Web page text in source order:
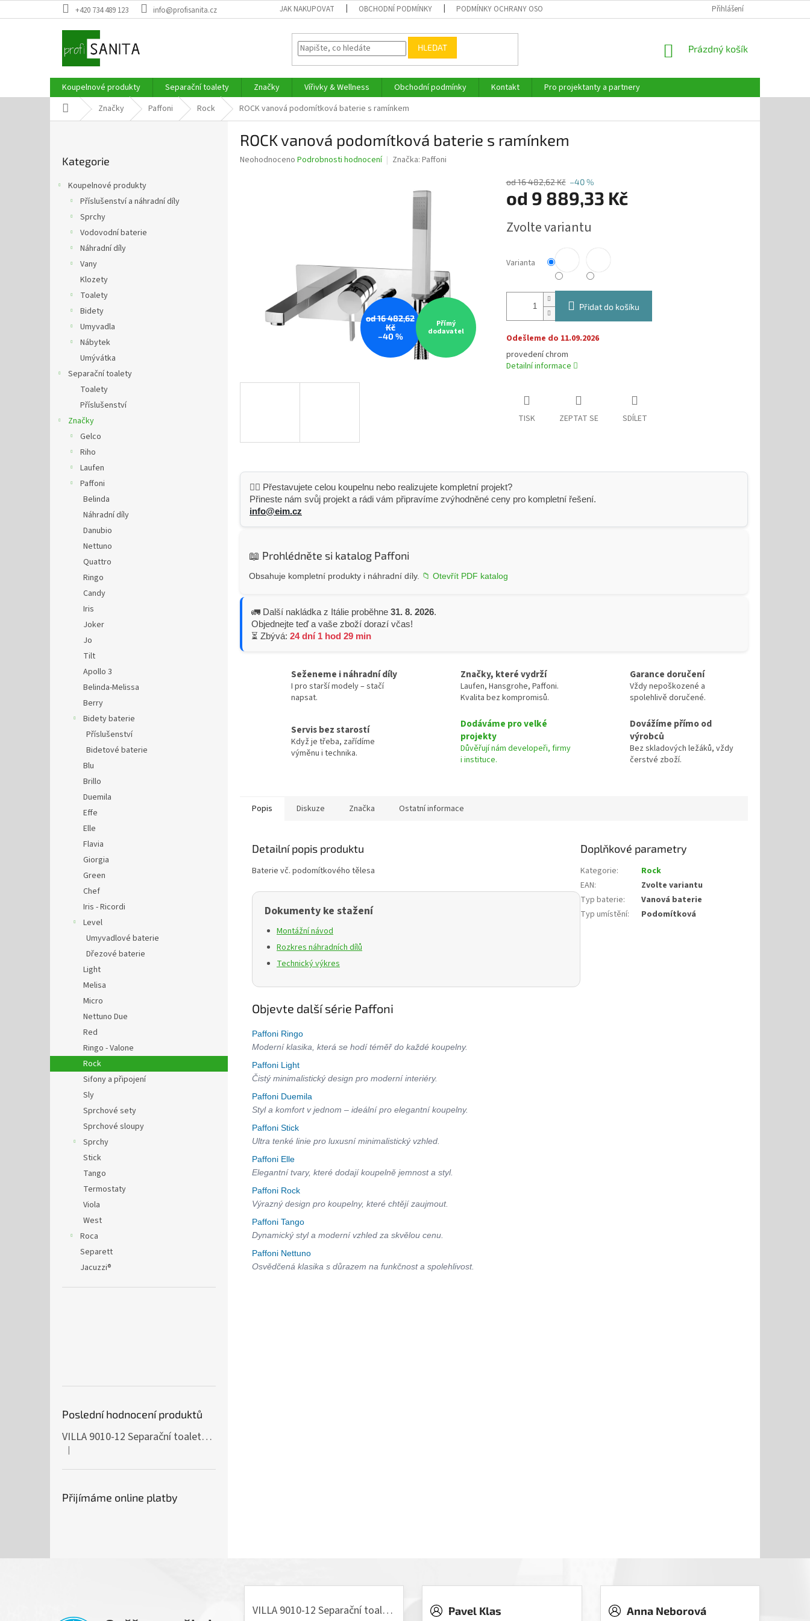
na
+420 734 489 123 info@profisanita.cz JAK NAKUPOVAT OBCHODNÍ PODMÍNKY PODMÍNKY OCHRANY OSOBNÍCH ÚDAJŮ Přihlášení
HLEDAT
NÁKUPNÍ
Prázdný košík
Koupelnové produkty Separační toalety Značky Vířivky & Wellness Obchodní podmínky Kontakt
Pro projektanty a partnery
Domů Značky Paffoni Rock ROCK vanová podomítková baterie s ramínkem
kategorie
Kategorie
Koupelnové produkty
Příslušenství a náhradní díly
Sprchy
Vodovodní baterie
Náhradní díly
Vany
Klozety
Toalety
Bidety
Umyvadla
Nábytek
Umývátka
Separační toalety
Toalety
Příslušenství
Značky
Gelco
Riho
Laufen
Paffoni
Belinda
Náhradní díly
Danubio
Nettuno
Quattro
Ringo
Candy
Iris
Joker
Jo
Tilt
Apollo 3
Belinda-Melissa
Berry
Bidety baterie
Příslušenství
Bidetové baterie
Blu
Brillo
Duemila
Effe
Elle
Flavia
Giorgia
Green
Chef
Iris - Ricordi
Level
Umyvadlové baterie
Dřezové baterie
Light
Melisa
Micro
Nettuno Due
Red
Ringo - Valone
Rock
Sifony a připojení
Sly
Sprchové sety
Sprchové sloupy
Sprchy
Stick
Tango
Termostaty
Viola
West
Roca
Separett
Jacuzzi®
Poslední hodnocení produktů
VILLA 9010-12 Separační toaleta, 230/12V
Hodnocení produktu je 5 z 5 hvězdiček.
|
Přijímáme online platby
ROCK vanová podomítková baterie s ramínkem
Průměrné
Neohodnoceno Podrobnosti hodnocení Značka: Paffoni
od 16 482,62
Kč
–40 %
Přímý
dodavatel
od 16 482,62 Kč –40 %
od 9 889,33 Kč
cena:
Zvolte variantu
Varianta
Přidat do košíku
Odešleme do 11.09.2026
provedení chrom
Detailní informace
TISK ZEPTAT SE SDÍLET
👷‍♂️ Přestavujete celou koupelnu nebo realizujete kompletní projekt?
Přineste nám svůj projekt a rádi vám připravíme zvýhodněné ceny pro kompletní řešení.
info@eim.cz
📖 Prohlédněte si katalog Paffoni
Obsahuje kompletní produkty i náhradní díly. 📁 Otevřít PDF katalog
🚛 Další nakládka z Itálie proběhne 31. 8. 2026.
Objednejte teď a vaše zboží dorazí včas!
⏳ Zbývá: 24 dní 1 hod 29 min
Seženeme i náhradní díly
I pro starší modely – stačí
napsat.
Značky, které vydrží
Laufen, Hansgrohe, Paffoni.
Kvalita bez kompromisů.
Garance doručení
Vždy nepoškozené a
spolehlivě doručené.
Servis bez starostí
Když je třeba, zařídíme
výměnu i technika.
Dodáváme pro velké
projekty
Důvěřují nám developeři, firmy
i instituce.
Dovážíme přímo od
výrobců
Bez skladových ležáků, vždy
čerstvé zboží.
Popis Diskuze Značka Ostatní informace
Detailní popis produktu
Baterie vč. podomítkového tělesa
Dokumenty ke stažení
Montážní návod
Rozkres náhradních dílů
Technický výkres
Objevte další série Paffoni
Paffoni Ringo
Moderní klasika, která se hodí téměř do každé koupelny.
Paffoni Light
Čistý minimalistický design pro moderní interiéry.
Paffoni Duemila
Styl a komfort v jednom – ideální pro elegantní koupelny.
Paffoni Stick
Ultra tenké linie pro luxusní minimalistický vzhled.
Paffoni Elle
Elegantní tvary, které dodají koupelně jemnost a styl.
Paffoni Rock
Výrazný design pro koupelny, které chtějí zaujmout.
Paffoni Tango
Dynamický styl a moderní vzhled za skvělou cenu.
Paffoni Nettuno
Osvědčená klasika s důrazem na funkčnost a spolehlivost.
Doplňkové parametry
Kategorie:
Rock
EAN:
Zvolte variantu
Typ baterie:
Vanová baterie
Typ umístění: Podomítková
VILLA 9010-12 Separační toaleta, 230/12V Pavel Klas Anna Neborová